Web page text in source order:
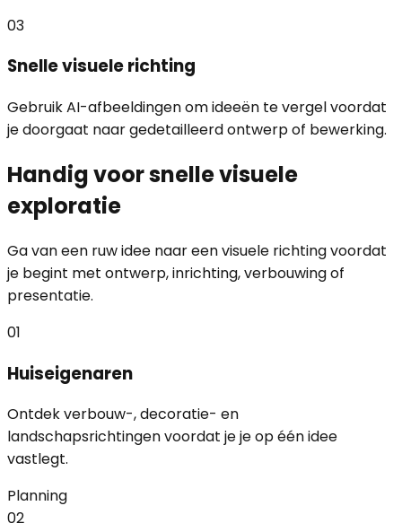
03
Snelle visuele richting
Gebruik AI-afbeeldingen om ideeën te vergel voordat
je doorgaat naar gedetailleerd ontwerp of bewerking.
Handig voor snelle visuele
exploratie
Ga van een ruw idee naar een visuele richting voordat
je begint met ontwerp, inrichting, verbouwing of
presentatie.
01
Huiseigenaren
Ontdek verbouw-, decoratie- en
landschapsrichtingen voordat je je op één idee
vastlegt.
Planning
02